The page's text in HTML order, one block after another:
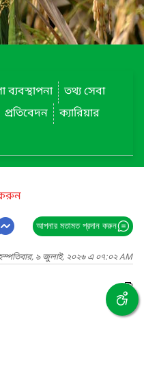
ব্যবস্থাপনা
তথ্য সেবা
প্রতিবেদন
ক্যারিয়ার
করুন
আপনার মতামত প্রদান করুন
৯ জুলাই, ২০২৬ এ ০৭:০২ AM